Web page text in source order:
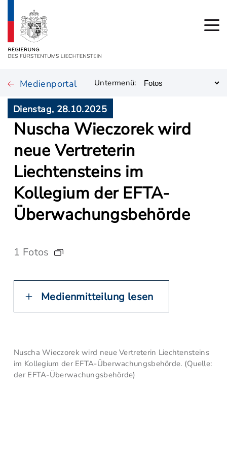
Medienportal Untermenü:
Dienstag, 28.10.2025
Nuscha Wieczorek wird
neue Vertreterin
Liechtensteins im
Kollegium der EFTA-
Überwachungsbehörde
1 Fotos
Medienmitteilung lesen
Nuscha Wieczorek wird neue Vertreterin Liechtensteins
im Kollegium der EFTA-Überwachungsbehörde. (Quelle:
der EFTA-Überwachungsbehörde)